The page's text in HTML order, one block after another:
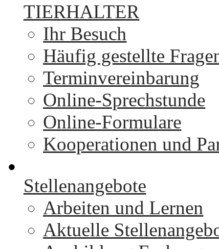
TIERHALTER
Ihr Besuch
Häufig gestellte
Terminvereinbarung
Online-Sprechstunde
Online-Formulare
Kooperationen und
Stellenangebote
Arbeiten und Lernen
Aktuelle